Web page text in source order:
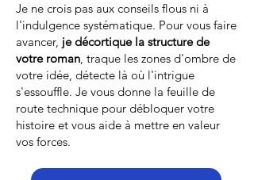
Je ne crois pas aux conseils flous ni à
l'indulgence systématique. Pour vous faire
avancer, je décortique la structure de
votre roman, traque les zones d'ombre de
votre idée, détecte là où l'intrigue
s'essouffle. Je vous donne la feuille de
route technique pour débloquer votre
histoire et vous aide à mettre en valeur
vos forces.